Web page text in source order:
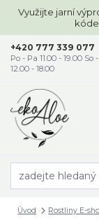
Využijte jarní
+420 777 339 077
Po - Pa 11.00 - 19.00 So
12.00 - 18.00
Úvod Rostliny E-